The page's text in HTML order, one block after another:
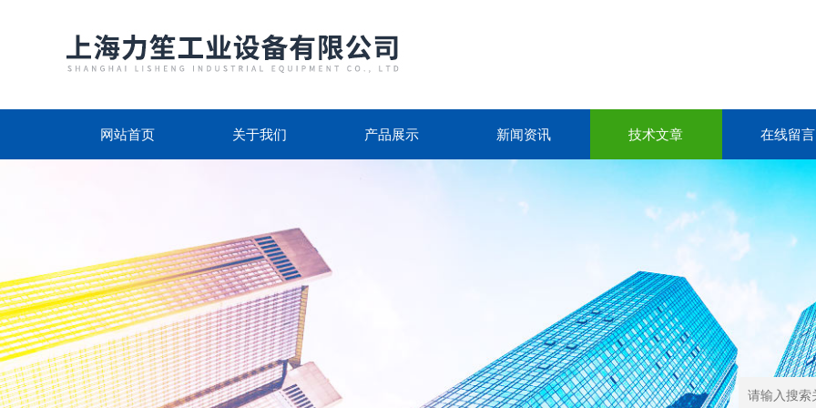
网站首页 关于我们 产品展示 新闻资讯 技术文章 在线留言